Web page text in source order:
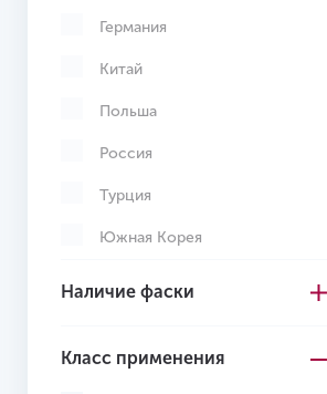
Серый
Темно-коричневый
Темно-серый
Черный
Желтый
Желто-красный
Германия
Китай
Польша
Россия
Турция
Южная Корея
Наличие фаски
Класс применения